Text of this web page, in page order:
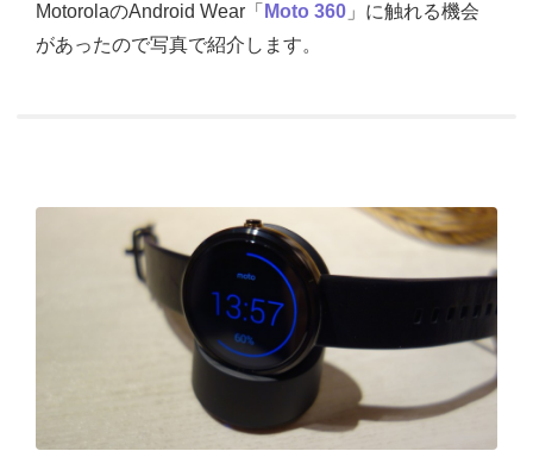
MotorolaのAndroid Wear「 Moto 360 」に触れる機会
があったので写真で紹介します。